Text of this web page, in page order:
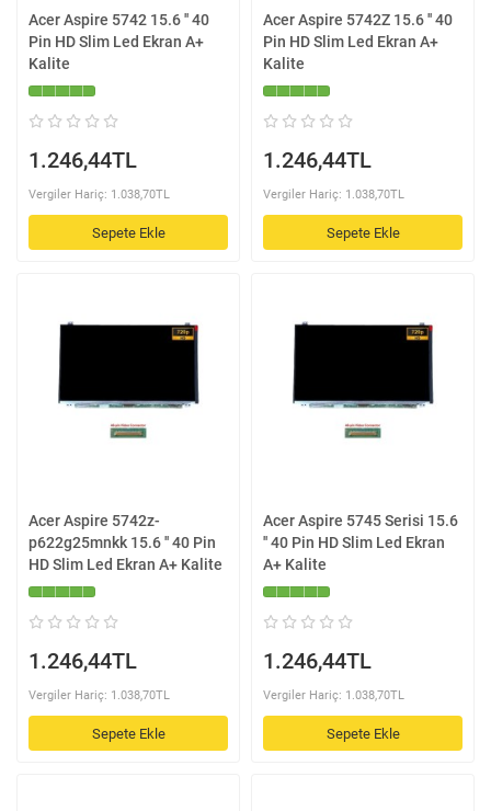
Acer Aspire 5742 15.6 '' 40
Pin HD Slim Led Ekran A+
Kalite
1.246,44TL
Vergiler Hariç: 1.038,70TL
Sepete Ekle
Acer Aspire 5742Z 15.6 '' 40
Pin HD Slim Led Ekran A+
Kalite
1.246,44TL
Vergiler Hariç: 1.038,70TL
Sepete Ekle
Acer Aspire 5742z-
p622g25mnkk 15.6 '' 40 Pin
HD Slim Led Ekran A+ Kalite
1.246,44TL
Vergiler Hariç: 1.038,70TL
Sepete Ekle
Acer Aspire 5745 Serisi 15.6
'' 40 Pin HD Slim Led Ekran
A+ Kalite
1.246,44TL
Vergiler Hariç: 1.038,70TL
Sepete Ekle